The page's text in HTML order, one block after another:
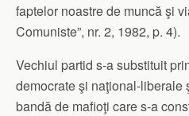
faptelor noastre de muncă şi
Comuniste”, nr. 2, 1982, p. 4).
Vechiul partid s-a substituit
democrate şi naţional-liberale
bandă de mafioţi care s-a